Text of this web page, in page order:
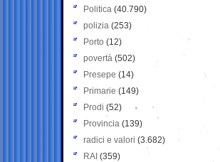
Politica (40.790)
polizia (253)
Porto (12)
povertà (502)
Presepe (14)
Primarie (149)
Prodi (52)
Provincia (139)
radici e valori (3.682)
RAI (359)